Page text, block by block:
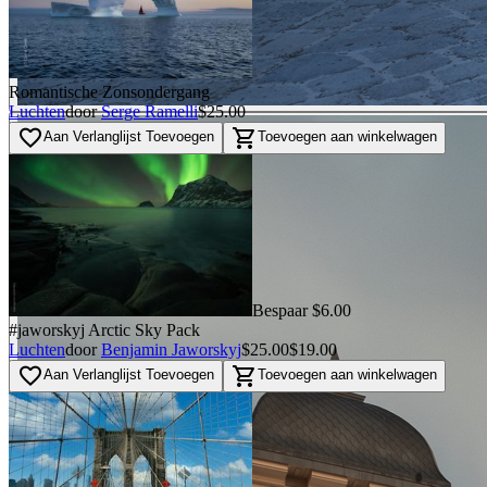
Romantische Zonsondergang
Luchtendoor Serge Ramelli$25.00
favorite_borderAan Verlanglijst Toevoegen shopping_cart Toevoegen aan winkelwagen
Bespaar $6.00
#jaworskyj Arctic Sky Pack
Luchtendoor Benjamin Jaworskyj$25.00$19.00
favorite_borderAan Verlanglijst Toevoegen shopping_cart Toevoegen aan winkelwagen